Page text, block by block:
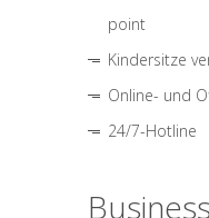
point
Kindersitze
Online- und
24/7-Hotline